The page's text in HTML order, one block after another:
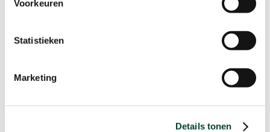
Voorkeuren
Statistieken
Marketing
Details tonen